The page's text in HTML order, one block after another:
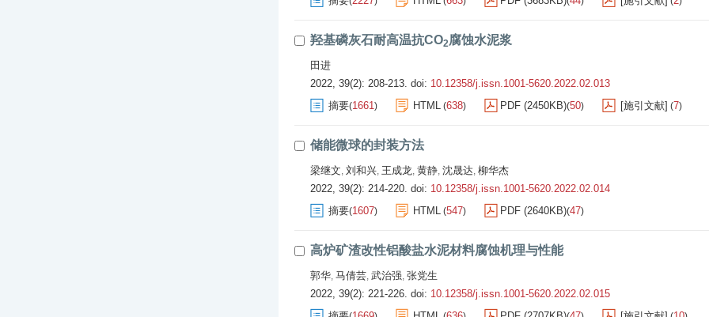
羟基磷灰石耐高温抗CO2腐蚀水泥浆
田进
2022, 39(2): 208-213. doi: 10.12358/j.issn.1001-5620.2022.02.013
摘要(1661) HTML (638) PDF (2450KB)(50) [施引文献] (7)
储能微球的封装方法
梁继文, 刘和兴, 王成龙, 黄静, 沈晟达, 柳华杰
2022, 39(2): 214-220. doi: 10.12358/j.issn.1001-5620.2022.02.014
摘要(1607) HTML (547) PDF (2640KB)(47)
高炉矿渣改性铝酸盐水泥材料腐蚀机理与性能
郭华, 马倩芸, 武治强, 张党生
2022, 39(2): 221-226. doi: 10.12358/j.issn.1001-5620.2022.02.015